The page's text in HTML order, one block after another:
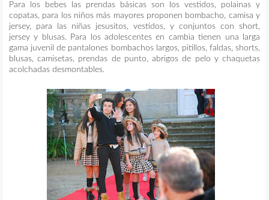
Para los bebes las prendas básicas son los vestidos, polainas y
copatas, para los niños más mayores proponen bombacho, camisa y
jersey, para las niñas jesusitos, vestidos, y conjuntos con short,
jersey y blusas. Para los adolescentes en cambia tienen una larga
gama juvenilde pantalones bombachos largos, pitillos, faldas, shorts,
blusas, camisetas, prendas de punto, abrigos de pelo y chaquetas
acolchadas desmontables.